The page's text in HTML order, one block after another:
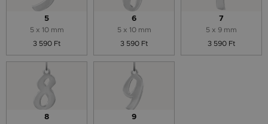
5
5 x 10 mm
3 590 Ft
6
5 x 10 mm
3 590 Ft
7
5 x 9 mm
3 590 Ft
8 9